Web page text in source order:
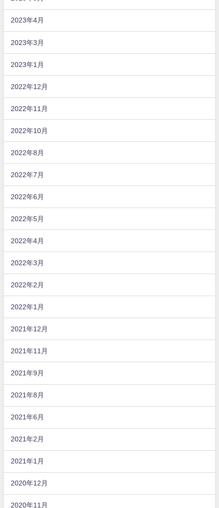
2023年4月
2023年3月
2023年1月
2022年12月
2022年11月
2022年10月
2022年8月
2022年7月
2022年6月
2022年5月
2022年4月
2022年3月
2022年2月
2022年1月
2021年12月
2021年11月
2021年9月
2021年8月
2021年6月
2021年2月
2021年1月
2020年12月
2020年11月